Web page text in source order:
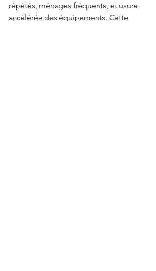
répétés, ménages fréquents, et usure
accélérée des équipements. Cette